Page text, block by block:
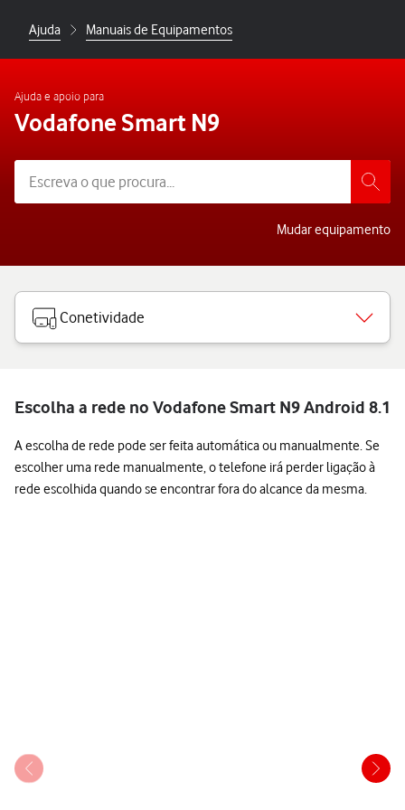
Ajuda Manuais de Equipamentos
Ajuda e apoio para
Vodafone Smart N9
Mudar equipamento
Conetividade
Escolha a rede no Vodafone Smart N9 Android 8.1
A escolha de rede pode ser feita automática ou manualmente. Se
escolher uma rede manualmente, o telefone irá perder ligação à
rede escolhida quando se encontrar fora do alcance da mesma.